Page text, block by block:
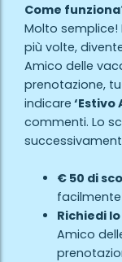
Come
Molto
più volte,
Amico delle
prenotazione,
indicare ‘Estivo
commenti. Lo
€ 50 di
Richiedi
Amico